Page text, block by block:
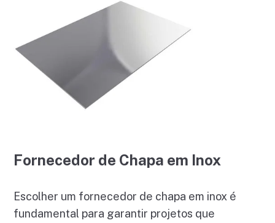
Fornecedor de Chapa em Inox
Escolher um fornecedor de chapa em inox é
fundamental para garantir projetos que